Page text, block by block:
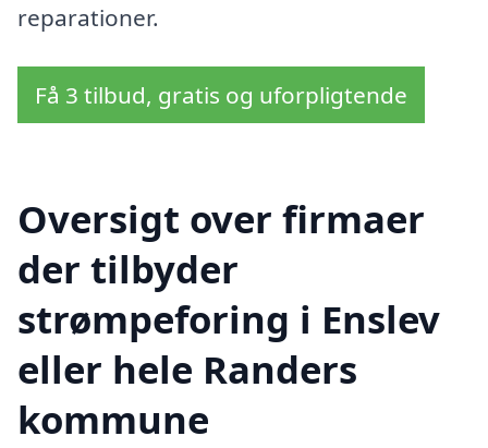
reparationer.
Få 3 tilbud, gratis og uforpligtende
Oversigt over firmaer
der tilbyder
strømpeforing i Enslev
eller hele Randers
kommune